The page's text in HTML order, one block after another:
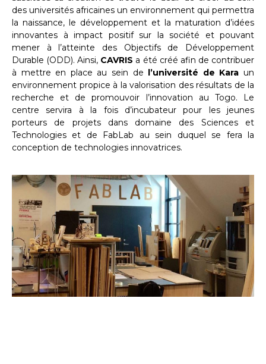
des universités africaines un environnement qui permettra
la naissance, le développement et la maturation d’idées
innovantes à impact positif sur la société et pouvant
mener à l’atteinte des Objectifs de Développement
Durable (ODD). Ainsi, CAVRIS a été créé afin de contribuer
à mettre en place au sein de
l’université de Kara un
environnement propice à la valorisation des résultats de la
recherche et de promouvoir l’innovation au Togo. Le
centre servira à la fois d’incubateur pour les jeunes
porteurs de projets dans domaine des Sciences et
Technologies et de FabLab au sein duquel se fera la
conception de technologies innovatrices.